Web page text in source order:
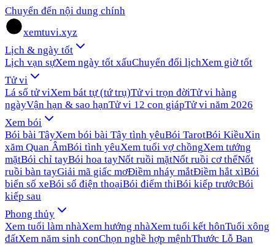
Chuyển đến nội dung chính
xemtuvi.xyz
Lịch & ngày tốt
Lịch vạn sựXem ngày tốt xấuChuyển đổi lịchXem giờ tốt
Tử vi
Lá số tử viXem bát tự (tứ trụ)Tử vi trọn đờiTử vi hàng
ngàyVận hạn & sao hạnTử vi 12 con giápTử vi năm 2026
Xem bói
Bói bài TâyXem bói bài Tây tình yêuBói TarotBói KiềuXin
xăm Quan ÂmBói tình yêuXem tuổi vợ chồngXem tướng
mặtBói chỉ tayBói hoa tayNốt ruồi mặtNốt ruồi cơ thểNốt
ruồi bàn tayGiải mã giấc mơĐiềm nháy mắtĐiềm hắt xìBói
biển số xeBói số điện thoạiBói điểm thiBói kiếp trướcBói
kiếp sau
Phong thủy
Xem tuổi làm nhàXem hướng nhàXem tuổi kết hônTuổi xông
đấtXem năm sinh conChọn nghề hợp mệnhThước Lỗ Ban